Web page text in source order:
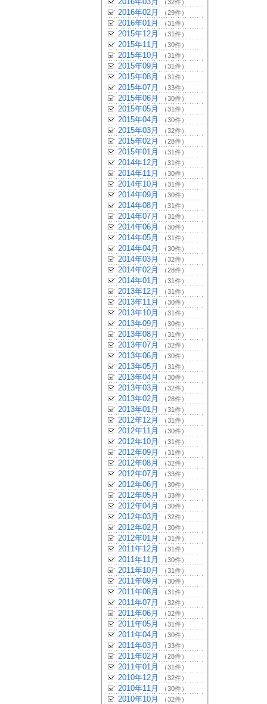
（32件）
2016年02月 （29件）
2016年01月 （31件）
2015年12月 （31件）
2015年11月 （30件）
2015年10月 （31件）
2015年09月 （31件）
2015年08月 （31件）
2015年07月 （33件）
2015年06月 （30件）
2015年05月 （31件）
2015年04月 （30件）
2015年03月 （32件）
2015年02月 （28件）
2015年01月 （31件）
2014年12月 （31件）
2014年11月 （30件）
2014年10月 （31件）
2014年09月 （30件）
2014年08月 （31件）
2014年07月 （31件）
2014年06月 （30件）
2014年05月 （31件）
2014年04月 （30件）
2014年03月 （32件）
2014年02月 （28件）
2014年01月 （31件）
2013年12月 （31件）
2013年11月 （30件）
2013年10月 （31件）
2013年09月 （30件）
2013年08月 （31件）
2013年07月 （32件）
2013年06月 （30件）
2013年05月 （31件）
2013年04月 （30件）
2013年03月 （32件）
2013年02月 （28件）
2013年01月 （31件）
2012年12月 （31件）
2012年11月 （30件）
2012年10月 （31件）
2012年09月 （31件）
2012年08月 （32件）
2012年07月 （33件）
2012年06月 （30件）
2012年05月 （33件）
2012年04月 （30件）
2012年03月 （32件）
2012年02月 （30件）
2012年01月 （31件）
2011年12月 （31件）
2011年11月 （30件）
2011年10月 （31件）
2011年09月 （30件）
2011年08月 （31件）
2011年07月 （32件）
2011年06月 （32件）
2011年05月 （31件）
2011年04月 （30件）
2011年03月 （33件）
2011年02月 （28件）
2011年01月 （31件）
2010年12月 （32件）
2010年11月 （30件）
2010年10月 （32件）